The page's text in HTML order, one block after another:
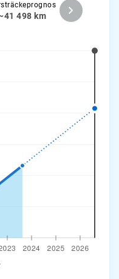
498 km